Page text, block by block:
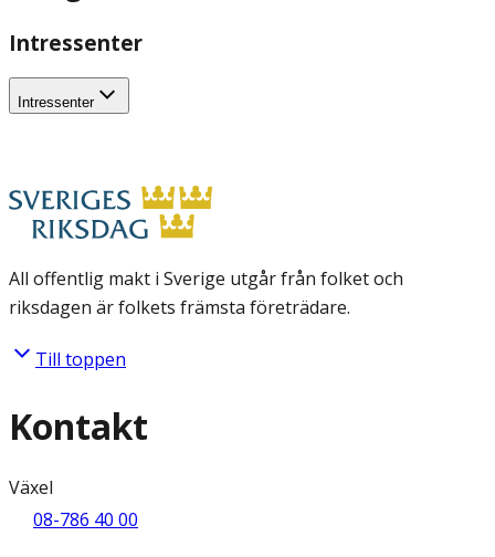
Intressenter
Intressenter
All offentlig makt i Sverige utgår från folket och
riksdagen är folkets främsta företrädare.
Till toppen
Kontakt
Växel
08-786 40 00